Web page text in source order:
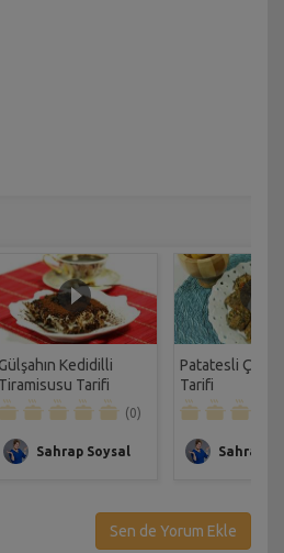
Gülşahın Kedidilli
Tiramisusu Tarifi
(0)
Sahrap Soysal
Patatesli Çıtır
Tarifi
Sahrap
Sen de Yorum Ekle